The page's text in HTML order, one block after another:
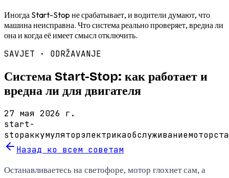
Иногда Start-Stop не срабатывает, и водители думают, что
машина неисправна. Что система реально проверяет, вредна ли
она и когда её имеет смысл отключить.
SAVJET · ODRŽAVANJE
Система Start-Stop: как работает и
вредна ли для двигателя
27 мая 2026 г.
start-
stopаккумуляторэлектрикаобслуживаниемотор
Назад ко всем советам
Останавливаетесь на светофоре, мотор глохнет сам, а